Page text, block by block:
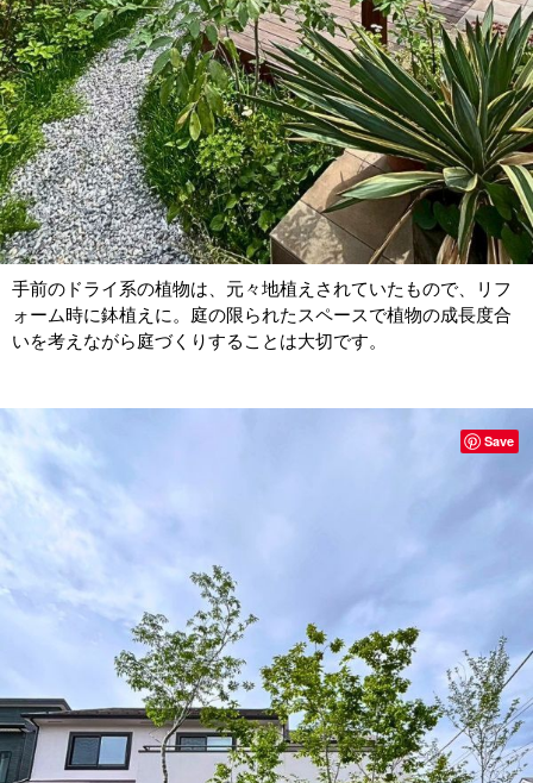
手前のドライ系の植物は、元々地植えされていたもので、リフ
ォーム時に鉢植えに。庭の限られたスペースで植物の成長度合
いを考えながら庭づくりすることは大切です。
Save